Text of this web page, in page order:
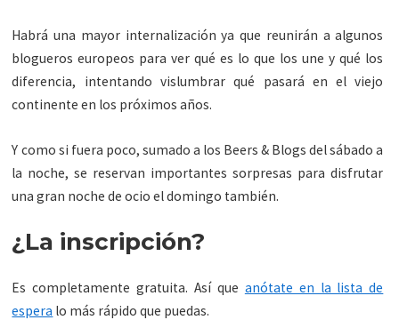
Habrá una mayor internalización ya que reunirán a algunos
blogueros europeos para ver qué es lo que los une y qué los
diferencia, intentando vislumbrar qué pasará en el viejo
continente en los próximos años.
Y como si fuera poco, sumado a los Beers & Blogs del sábado a
la noche, se reservan importantes sorpresas para disfrutar
una gran noche de ocio el domingo también.
¿La inscripción?
Es completamente gratuita. Así que anótate en la lista de
espera lo más rápido que puedas.